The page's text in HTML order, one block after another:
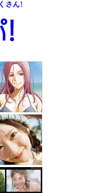
さん!